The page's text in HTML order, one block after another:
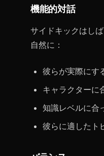
機能的対話
サイドキックはし
自然に：
彼らが実際にす
キャラクターに
知識レベルに合
彼らに適したト